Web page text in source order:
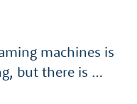
machines is
but there is …